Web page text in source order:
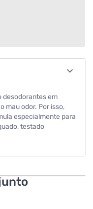
desodorantes em
mau odor. Por isso,
especialmente para
testado
ml